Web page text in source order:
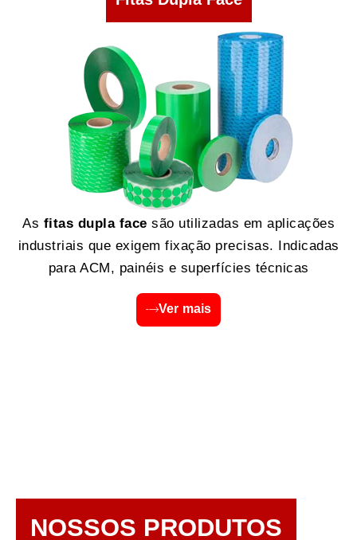
As fitas dupla face são utilizadas em aplicações
industriais que exigem fixação precisas. Indicadas
para ACM, painéis e superfícies técnicas
Ver mais
NOSSOS PRODUTOS